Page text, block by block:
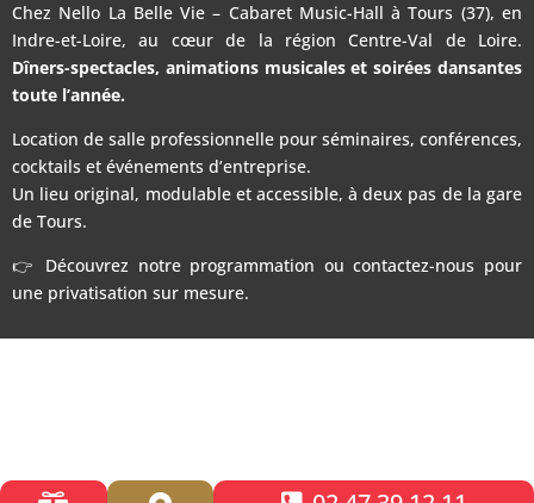
Chez Nello La Belle Vie – Cabaret Music-Hall à Tours (37), en
Indre-et-Loire, au cœur de la région Centre-Val de Loire.
Dîners-spectacles, animations musicales et soirées dansantes
toute l’année.
Location de salle professionnelle pour séminaires, conférences,
cocktails et événements d’entreprise.
Un lieu original, modulable et accessible, à deux pas de la gare
de Tours.
👉 Découvrez notre programmation ou contactez-nous pour
une privatisation sur mesure.